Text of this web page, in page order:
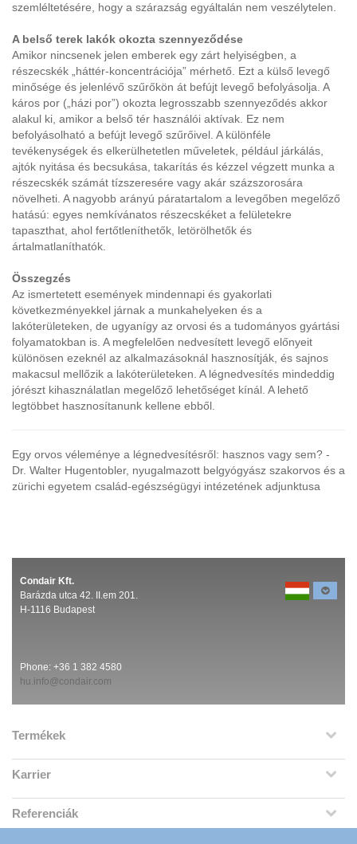
szemléltetésére, hogy a szárazság egyáltalán nem veszélytelen.
A belső terek lakók okozta szennyeződése
Amikor nincsenek jelen emberek egy zárt helyiségben, a
részecskék „háttér-koncentrációja” mérhető. Ezt a külső levegő
minősége és jelenlévő szűrőkön át befújt levegő befolyásolja. A
káros por („házi por”) okozta legrosszabb szennyeződés akkor
alakul ki, amikor a belső tér használói aktívak. Ez nem
befolyásolható a befújt levegő szűrőivel. A különféle
tevékenységek és elkerülhetetlen műveletek, például járkálás,
ajtók nyitása és becsukása, takarítás és kézzel végzett munka a
részecskék számát tízszeresére vagy akár százszorosára
növelheti. A nagyobb arányú páratartalom a levegőben megelőző
hatású: egyes nemkívánatos részecskéket a felületekre
tapaszthat, ahol fertőtleníthetők, letörölhetők és
ártalmatlaníthatók.
Összegzés
Az ismertetett események mindennapi és gyakorlati
következményekkel járnak a munkahelyeken és a
lakóterületeken, de ugyanígy az orvosi és a tudományos gyártási
folyamatokban is. A megfelelően nedvesített levegő előnyeit
különösen ezeknél az alkalmazásoknál hasznosítják, és sajnos
makacsul mellőzik a lakóterületeken. A légnedvesítés mindeddig
jórészt kihasználatlan megelőző lehetőséget kínál. A lehető
legtöbbet hasznosítanunk kellene ebből.
Egy orvos véleménye a légnedvesítésről: hasznos vagy sem? -
Dr. Walter Hugentobler, nyugalmazott belgyógyász szakorvos és a
zürichi egyetem család-egészségügyi intézetének adjunktusa
Condair Kft.
Barázda utca 42. II.em 201.
H-1116 Budapest
Phone: +36 1 382 4580
hu.info@condair.com
Termékek
Karrier
Referenciák